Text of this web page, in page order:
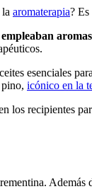
aromaterapia?
esenciales
icónico en la
los recipientes
Además